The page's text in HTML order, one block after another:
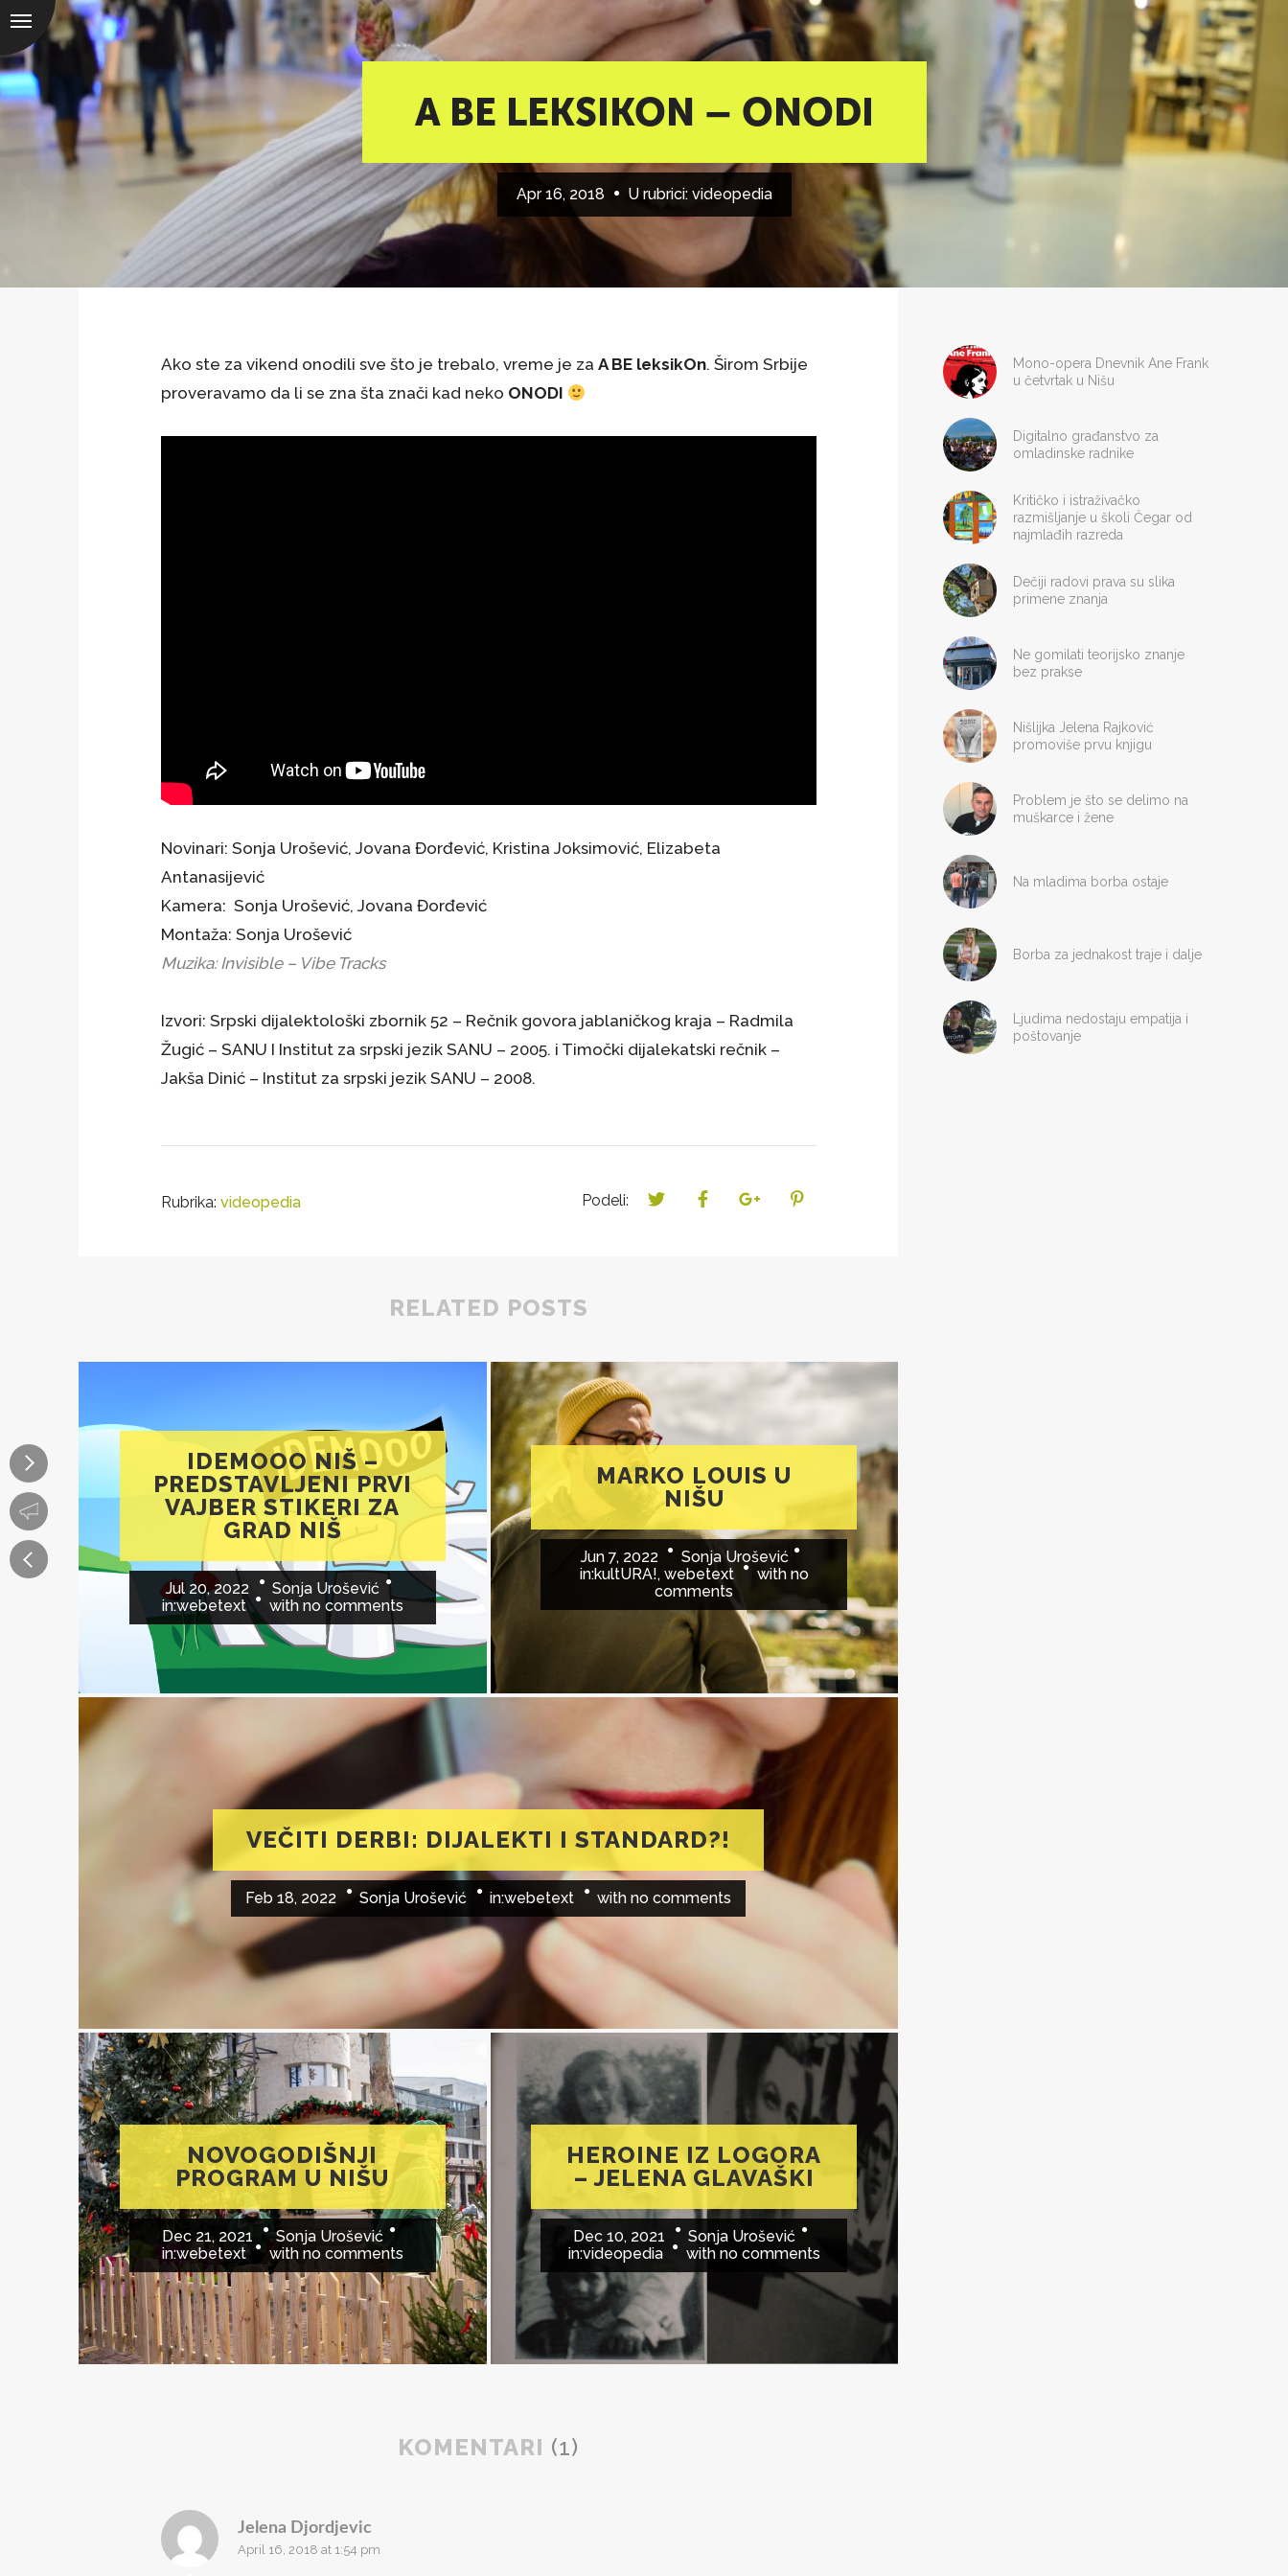
A BE LEKSIKON – ONODI
Apr 16, 2018 U rubrici: videopedia
Ako ste za vikend onodili sve što je trebalo, vreme je za A BE leksikOn. Širom Srbije
proveravamo da li se zna šta znači kad neko ONODI
Novinari: Sonja Urošević, Jovana Đorđević, Kristina Joksimović, Elizabeta
Antanasijević
Kamera: Sonja Urošević, Jovana Đorđević
Montaža: Sonja Urošević
Muzika: Invisible – Vibe Tracks
Izvori: Srpski dijalektološki zbornik 52 – Rečnik govora jablaničkog kraja – Radmila
Žugić – SANU I Institut za srpski jezik SANU – 2005. i Timočki dijalekatski rečnik –
Jakša Dinić – Institut za srpski jezik SANU – 2008.
Rubrika: videopedia Podeli:
RELATED POSTS
IDEMOOO NIŠ –
PREDSTAVLJENI PRVI
VAJBER STIKERI ZA
GRAD NIŠ
Jul 20, 2022
Sonja Urošević
in:webetext with no comments
MARKO LOUIS U
NIŠU
Jun 7, 2022
Sonja Urošević
in:kultURA!, webetext with no
comments
VEČITI DERBI: DIJALEKTI I STANDARD?!
Feb 18, 2022 Sonja Urošević in:webetext with no comments
NOVOGODIŠNJI
PROGRAM U NIŠU
Dec 21, 2021
Sonja Urošević
in:webetext with no comments
HEROINE IZ LOGORA
– JELENA GLAVAŠKI
Dec 10, 2021
Sonja Urošević
in:videopedia with no comments
KOMENTARI (1)
Jelena Djordjevic
April 16, 2018 at 1:54 pm
Mono-opera Dnevnik Ane Frank
u četvrtak u Nišu
Digitalno građanstvo za
omladinske radnike
Kritičko i istraživačko
razmišljanje u školi Čegar od
najmlađih razreda
Dečiji radovi prava su slika
primene znanja
Ne gomilati teorijsko znanje
bez prakse
Nišlijka Jelena Rajković
promoviše prvu knjigu
Problem je što se delimo na
muškarce i žene
Na mladima borba ostaje
Borba za jednakost traje i dalje
Ljudima nedostaju empatija i
poštovanje